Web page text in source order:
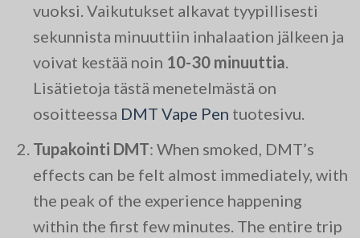
vuoksi. Vaikutukset alkavat tyypillisesti
sekunnista minuuttiin inhalaation jälkeen ja
voivat kestää noin 10-30 minuuttia.
Lisätietoja tästä menetelmästä on
osoitteessa DMT Vape Pen tuotesivu.
Tupakointi DMT: When smoked, DMT’s
effects can be felt almost immediately, with
the peak of the experience happening
within the first few minutes. The entire trip